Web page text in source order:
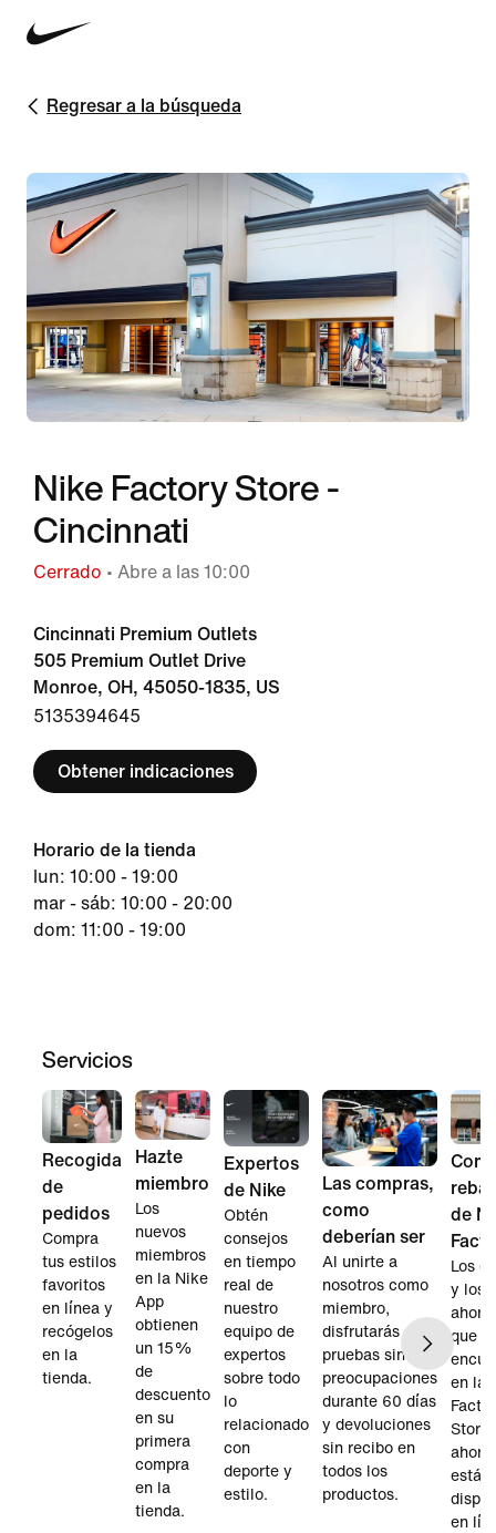
Regresar a la búsqueda
Nike Factory Store -
Cincinnati
Cerrado • Abre a las 10:00
Cincinnati Premium Outlets
505 Premium Outlet Drive
Monroe, OH, 45050-1835, US
5135394645
Obtener indicaciones
Horario de la tienda
lun: 10:00 - 19:00
mar - sáb: 10:00 - 20:00
dom: 11:00 - 19:00
Servicios
Recogida
de
pedidos
Compra
tus estilos
favoritos
en línea y
recógelos
en la
tienda.
Hazte
miembro
Los
nuevos
miembros
en la Nike
App
obtienen
un 15%
de
descuento
en su
primera
compra
en la
tienda.
Expertos
de Nike
Obtén
consejos
en tiempo
real de
nuestro
equipo de
expertos
sobre todo
lo
relacionado
con
deporte y
estilo.
Las compras,
como
deberían ser
Al unirte a
nosotros como
miembro,
disfrutarás de
pruebas sin
preocupaciones
durante 60 días
y devoluciones
sin recibo en
todos los
productos.
de
Los
y los
que
en
Stores
ahora
están
en